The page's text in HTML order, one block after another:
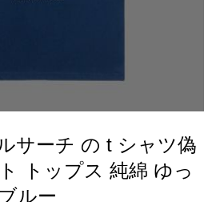
サーチ の t シャツ偽
トップス 純綿 ゆっ
ルー